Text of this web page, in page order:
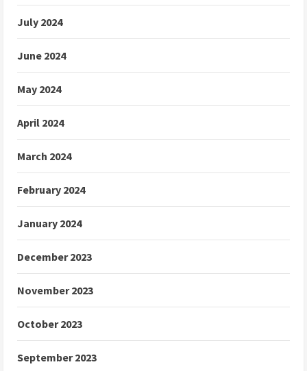
July 2024
June 2024
May 2024
April 2024
March 2024
February 2024
January 2024
December 2023
November 2023
October 2023
September 2023